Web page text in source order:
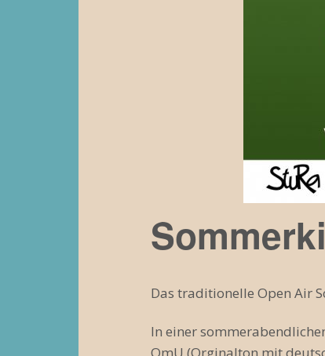
Das traditionelle Open Air
In einer